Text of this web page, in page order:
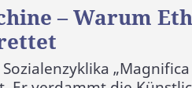
– Warum